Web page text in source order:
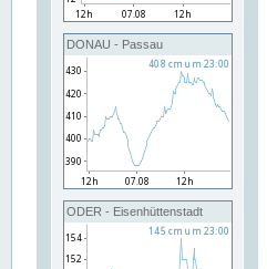
DONAU - Passau
ODER - Eisenhüttenstadt